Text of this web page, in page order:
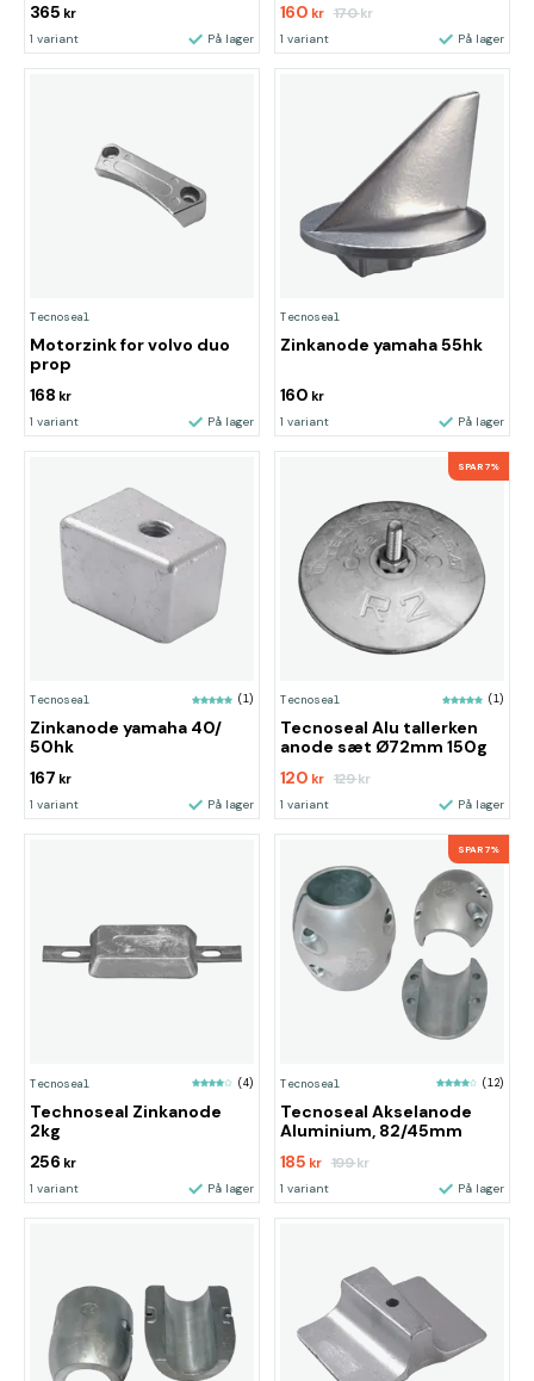
365 kr
1 variant På lager
160 kr 170kr
1 variant På lager
Tecnoseal
Motorzink for volvo duo
prop
168 kr
1 variant På lager
Tecnoseal
Zinkanode yamaha 55hk
160 kr
1 variant På lager
Tecnoseal (1)
Zinkanode yamaha 40/
50hk
167 kr
1 variant På lager
SPAR 7%
Tecnoseal (1)
Tecnoseal Alu tallerken
anode sæt Ø72mm 150g
120 kr 129kr
1 variant På lager
Tecnoseal (4)
Technoseal Zinkanode
2kg
256 kr
1 variant På lager
SPAR 7%
Tecnoseal (12)
Tecnoseal Akselanode
Aluminium, 82/45mm
185 kr 199kr
1 variant På lager